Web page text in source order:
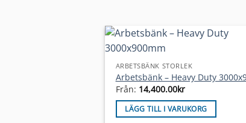
ARBETSBÄNK STORLEK
Arbetsbänk – Heavy Duty
Från: 14,400.00kr
LÄGG TILL I VARUKORG